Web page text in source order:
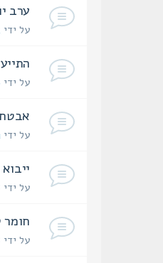
ערב
על ידי
על ידי
על ידי
על ידי
חומר
על ידי